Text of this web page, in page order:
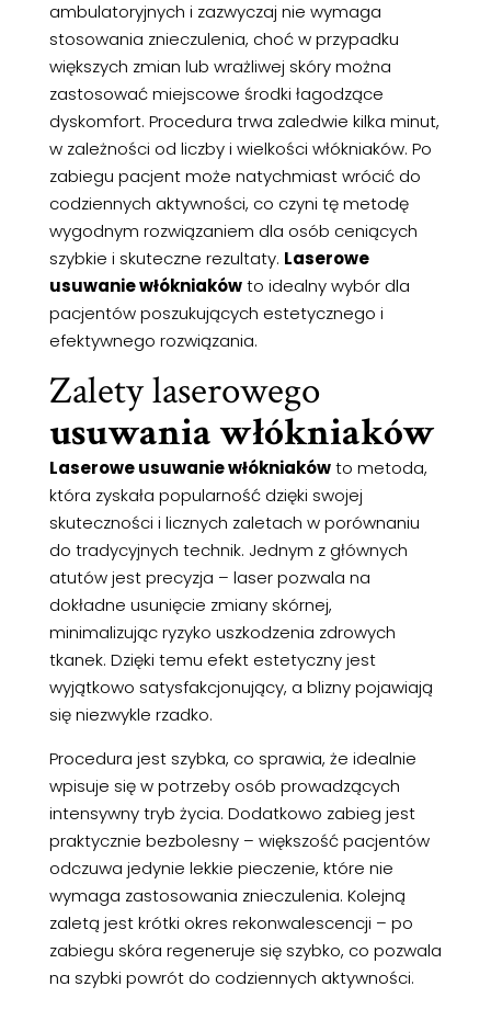
ambulatoryjnych i zazwyczaj nie wymaga
stosowania znieczulenia, choć w przypadku
większych zmian lub wrażliwej skóry można
zastosować miejscowe środki łagodzące
dyskomfort. Procedura trwa zaledwie kilka minut,
w zależności od liczby i wielkości włókniaków. Po
zabiegu pacjent może natychmiast wrócić do
codziennych aktywności, co czyni tę metodę
wygodnym rozwiązaniem dla osób ceniących
szybkie i skuteczne rezultaty. Laserowe
usuwanie włókniakówto idealny wybór dla
pacjentów poszukujących estetycznego i
efektywnego rozwiązania.
Zalety laserowego
usuwania włókniaków
Laserowe usuwanie włókniakówto metoda,
która zyskała popularność dzięki swojej
skuteczności i licznych zaletach w porównaniu
do tradycyjnych technik. Jednym z głównych
atutów jest precyzja – laser pozwala na
dokładne usunięcie zmiany skórnej,
minimalizując ryzyko uszkodzenia zdrowych
tkanek. Dzięki temu efekt estetyczny jest
wyjątkowo satysfakcjonujący, a blizny pojawiają
się niezwykle rzadko.
Procedura jest szybka, co sprawia, że idealnie
wpisuje się w potrzeby osób prowadzących
intensywny tryb życia. Dodatkowo zabieg jest
praktycznie bezbolesny – większość pacjentów
odczuwa jedynie lekkie pieczenie, które nie
wymaga zastosowania znieczulenia. Kolejną
zaletą jest krótki okres rekonwalescencji – po
zabiegu skóra regeneruje się szybko, co pozwala
na szybki powrót do codziennych aktywności.